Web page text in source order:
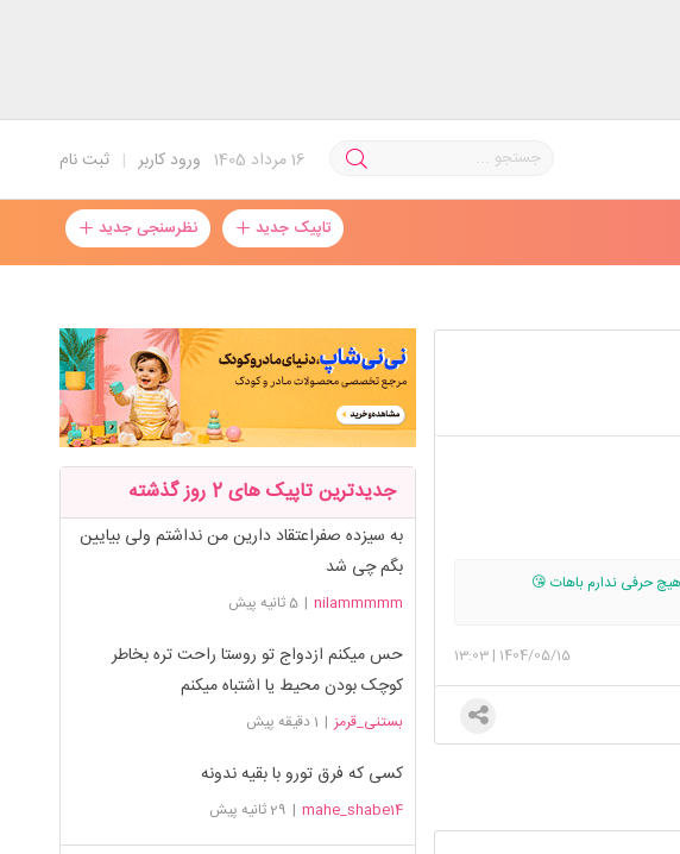
ثبت نام | ورود کاربر 16مرداد 1405
تاپیک جدید نظرسنجی جدید
حرفی ندارم باهات 😘
1404/05/15
|
13:03
جدیدترین تاپیک های 2 روز گذشته
به سیزده صفراعتقاد دارین من نداشتم ولی بیایین
بگم چی شد
nilammmmm
| 5 ثانیه پیش
حس میکنم ازدواج تو روستا راحت تره بخاطر
کوچک بودن محیط یا اشتباه میکنم
بستنی_قرمز | 1 دقیقه پیش
کسی که فرق تورو با بقیه ندونه
mahe_shabe14
| 29 ثانیه پیش